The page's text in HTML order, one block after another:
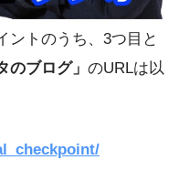
ントのうち、3つ目と
のブログ」 のURLは以